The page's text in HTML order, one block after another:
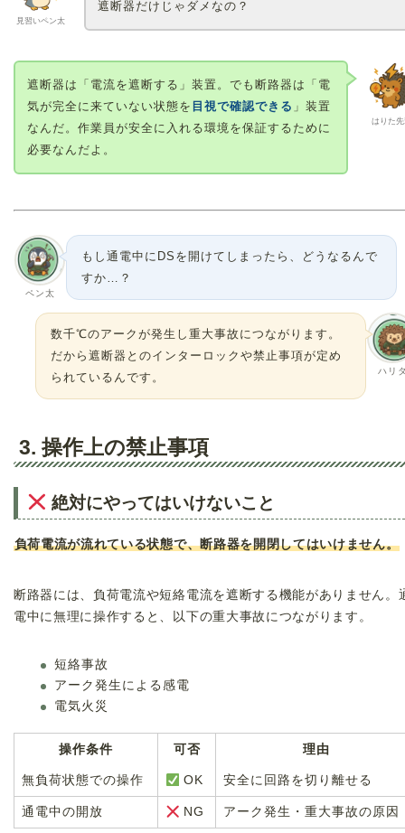
見習いペン太
遮断器だけじゃダメなの？
はりた先
遮断器は「電流を遮断する」装置。でも断路器は「電
気が完全に来ていない状態を 目視で確認できる 」装置
なんだ。作業員が安全に入れる環境を保証するために
必要なんだよ。
ペン太
もし通電中にDSを開けてしまったら、どうなるんで
すか…？
ハリ
数千℃のアークが発生し重大事故につながります。
だから遮断器とのインターロックや禁止事項が定め
られているんです。
3. 操作上の禁止事項
絶対にやってはいけないこと
負荷電流が流れている状態で、断路器を開閉してはいけません。
断路器には、負荷電流や短絡電流を遮断する機能がありません。
電中に無理に操作すると、以下の重大事故につながります。
短絡事故
アーク発生による感電
電気火災
操作条件 可否 理由
無負荷状態での操作 OK 安全に回路を切り離せる
通電中の開放 NG アーク発生・重大事故の原因